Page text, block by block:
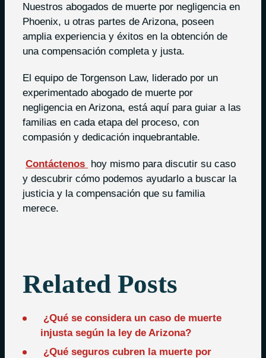
Nuestros abogados de muerte por negligencia en
Phoenix, u otras partes de Arizona, poseen
amplia experiencia y éxitos en la obtención de
una compensación completa y justa.
El equipo de Torgenson Law, liderado por un
experimentado abogado de muerte por
negligencia en Arizona, está aquí para guiar a las
familias en cada etapa del proceso, con
compasión y dedicación inquebrantable.
Contáctenos hoy mismo para discutir su caso
y descubrir cómo podemos ayudarlo a buscar la
justicia y la compensación que su familia
merece.
Related Posts
¿Qué se considera un caso de muerte
injusta según la ley de Arizona?
¿Qué seguros cubren la muerte por